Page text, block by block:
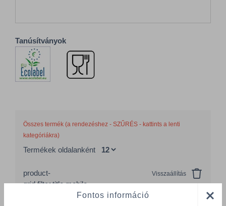
Tanúsítványok
Összes termék (a rendezéshez - SZŰRÉS - kattints a lenti
kategóriákra)
Termékek oldalanként
product-
grid.filter.title.mobile
Visszaállítás
Fontos információ